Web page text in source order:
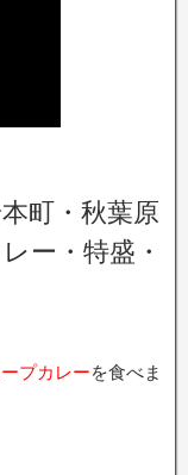
町・秋葉原
ー・特盛・
プカレーを食べま